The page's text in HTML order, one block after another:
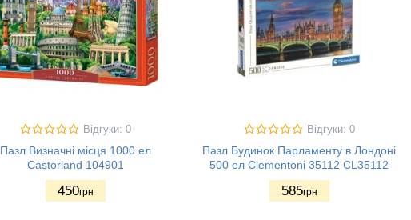
Відгуки: 0
Пазл Визначні місця 1000 ел
Castorland 104901
450грн
Відгуки: 0
Пазл Будинок Парламенту в Лондоні
500 ел Clementoni 35112 CL35112
585грн